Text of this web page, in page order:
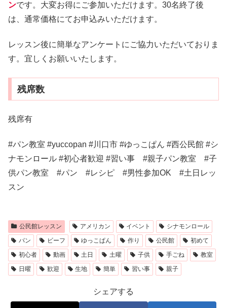
ンです。大変お得にご参加いただけます。30名終了後
は、通常価格にてお申込みいただけます。
レッスン後に簡単なアンケートにご協力いただいておりま
す。宜しくお願いいたします。
残席数
残席有
#パン教室 #yuccopan #川口市 #ゆっこぱん #西公民館 #シ
ナモンロール #初心者歓迎 #習い事 #親子パン教室 #子
供パン教室 #パン #レシピ #男性参加OK #土日レッ
スン
公民館レッスン アメリカン イベント
シナモンロール
パン
ビーフ ゆっこぱん 作り 公民館
初めて
初心者
動画 土日 土曜 子供 手ごね
教室
日曜
歓迎 生地 簡単 習い事 親子
シェアする